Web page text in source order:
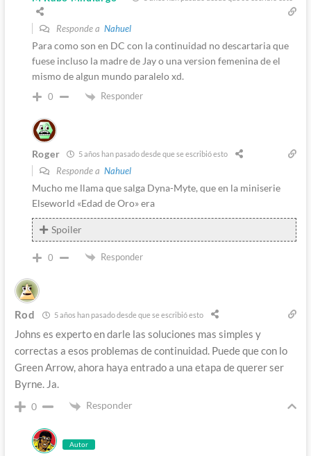
Responde a Nahuel
Para como son en DC con la continuidad no descartaria que
fuese incluso la madre de Jay o una version femenina de el
mismo de algun mundo paralelo xd.
0 Responder
Roger 5 años han pasado desde que se escribió esto
Responde a Nahuel
Mucho me llama que salga Dyna-Myte, que en la miniserie
Elseworld «Edad de Oro» era
Spoiler
0 Responder
Rod 5 años han pasado desde que se escribió esto
Johns es experto en darle las soluciones mas simples y
correctas a esos problemas de continuidad. Puede que con lo
Green Arrow, ahora haya entrado a una etapa de querer ser
Byrne. Ja.
0 Responder
Autor